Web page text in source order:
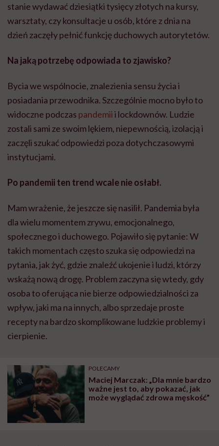
stanie wydawać dziesiątki tysięcy złotych na kursy,
warsztaty, czy konsultacje u osób, które z dnia na
dzień zaczęły pełnić funkcję duchowych autorytetów.
Na jaką potrzebę odpowiada to zjawisko?
Bycia we wspólnocie, znalezienia sensu życia i
posiadania przewodnika. Szczególnie mocno było to
widoczne podczas pandemiii lockdownów. Ludzie
zostali sami ze swoim lękiem, niepewnością, izolacją i
zaczęli szukać odpowiedzi poza dotychczasowymi
instytucjami.
Po pandemii ten trend wcale nie osłabł.
Mam wrażenie, że jeszcze się nasilił. Pandemia była
dla wielu momentem zrywu, emocjonalnego,
społecznego i duchowego. Pojawiło się pytanie: W
takich momentach często szuka się odpowiedzi na
pytania, jak żyć, gdzie znaleźć ukojenie i ludzi, którzy
wskażą nową drogę. Problem zaczyna się wtedy, gdy
osoba to oferująca nie bierze odpowiedzialności za
wpływ, jaki ma na innych, albo sprzedaje proste
recepty na bardzo skomplikowane ludzkie problemy i
cierpienie.
POLECAMY
Maciej Marczak: „Dla mnie bardzo
ważne jest to, aby pokazać, jak
może wyglądać zdrowa męskość”